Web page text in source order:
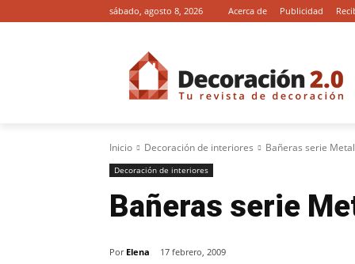
sábado, agosto 8, 2026 Acerca de Publicidad
Inicio Decoración de interiores Bañeras serie
Decoración de interiores
Bañeras serie
Por Elena 17 febrero, 2009